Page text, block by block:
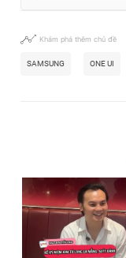
Khám phá thêm chủ đề
SAMSUNG ONE UI